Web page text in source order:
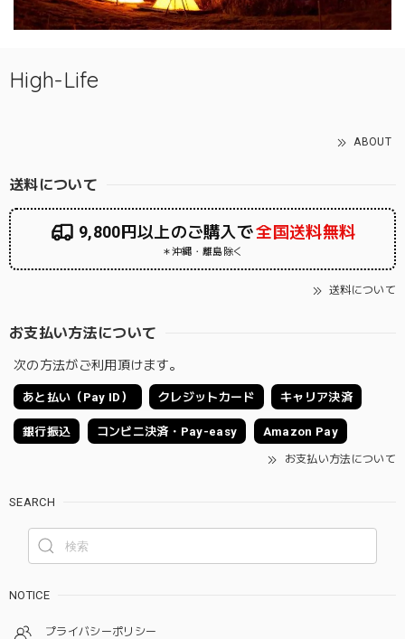
High-Life
ABOUT
送料について
9,800円以上のご購入で全国送料無料
＊沖縄・離島除く
送料について
お支払い方法について
次の方法がご利用頂けます。
あと払い（Pay ID） クレジットカード キャリア決済
銀行振込 コンビニ決済・Pay-easy Amazon Pay
お支払い方法について
SEARCH
NOTICE
プライバシーポリシー